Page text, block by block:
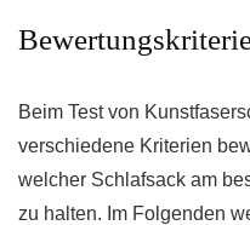
Beim Test von
verschiedene Kriterien
welcher Schlafsack am
zu halten. Im Folgenden